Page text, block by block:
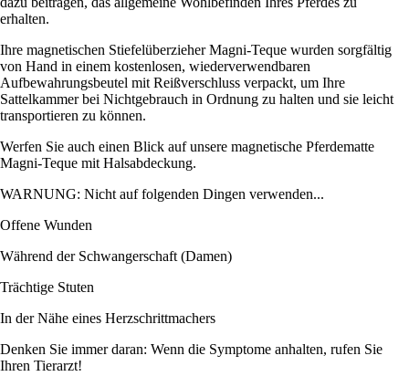
erhalten.
Ihre magnetischen Stiefelüberzieher Magni-Teque wurden sorgfältig
von Hand in einem kostenlosen, wiederverwendbaren
Aufbewahrungsbeutel mit Reißverschluss verpackt, um Ihre
Sattelkammer bei Nichtgebrauch in Ordnung zu halten und sie leicht
transportieren zu können.
Werfen Sie auch einen Blick auf unsere magnetische Pferdematte
Magni-Teque mit Halsabdeckung.
WARNUNG: Nicht auf folgenden Dingen verwenden...
Offene Wunden
Während der Schwangerschaft (Damen)
Trächtige Stuten
In der Nähe eines Herzschrittmachers
Denken Sie immer daran: Wenn die Symptome anhalten, rufen Sie
Ihren Tierarzt!